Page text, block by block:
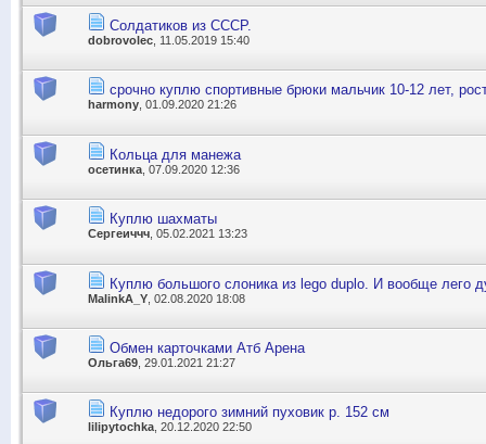
Солдатиков из СССР.
dobrovolec , 11.05.2019 15:40
срочно куплю спортивные брюки мальчик 10-12 лет,
harmony , 01.09.2020 21:26
Кольца для манежа
осетинка , 07.09.2020 12:36
Куплю шахматы
Сергеиччч , 05.02.2021 13:23
Куплю большого слоника из lego duplo. И вообще лего
MalinkA_Y , 02.08.2020 18:08
Обмен карточками Атб Арена
Ольга69 , 29.01.2021 21:27
Куплю недорого зимний пуховик р. 152 см
lilipytochka, 20.12.2020 22:50